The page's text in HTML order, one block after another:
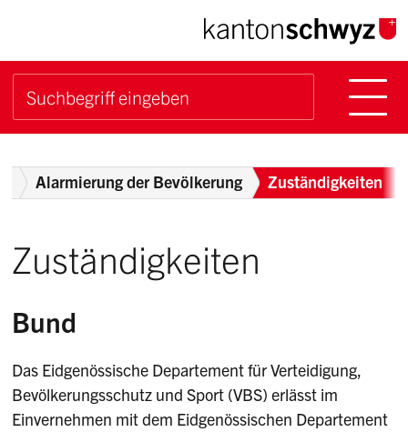
Navigieren im Kanton
Schnellnavigation
Suchbegriff
Breadcrumb
Alarmierung der Bevölkerung Zuständigkeiten
Zuständigkeiten
Bund
Das Eidgenössische Departement für Verteidigung,
Bevölkerungsschutz und Sport (VBS) erlässt im
Einvernehmen mit dem Eidgenössischen Departement